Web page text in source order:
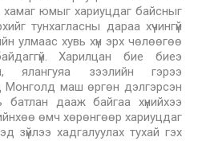
хамаг юмыг хариуцдаг байсныг
тунхагласны дараа хүчингүй
улмаас хувь хүн эрх чөлөөгөө
Харилцан бие биеэ
ялангуяа зээлийн гэрээ
Монголд маш өргөн дэлгэрсэн
дааж байгаа хүнийхээ
өмч хөрөнгөөр хариуцдаг
зүйлээ хадгалуулах тухай гэх